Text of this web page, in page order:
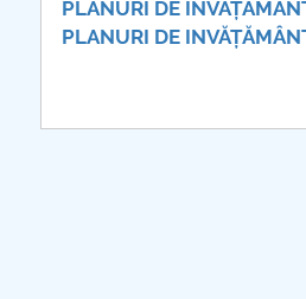
PLANURI DE
PLANURI DE